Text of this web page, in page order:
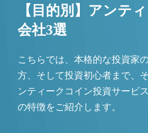
【目的別】アンテ
会社3選
こちらでは、本格的な投資家
方、そして投資初心者まで、
ンティークコイン投資サービ
の特徴をご紹介します。